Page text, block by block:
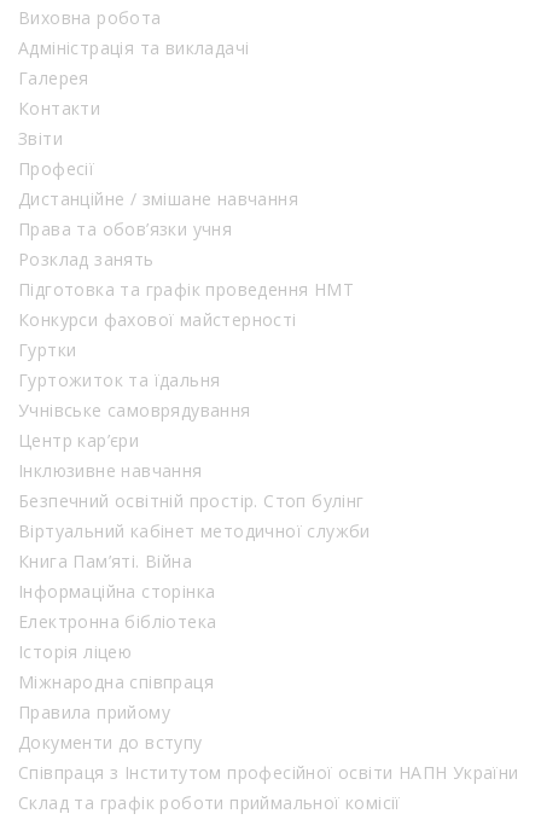
Виховна робота
Адміністрація та викладачі
Галерея
Контакти
Звіти
Професії
Дистанційне / змішане навчання
Права та обов’язки учня
Розклад занять
Підготовка та графік проведення НМТ
Конкурси фахової майстерності
Гуртки
Гуртожиток та їдальня
Учнівське самоврядування
Центр кар’єри
Інклюзивне навчання
Безпечний освітній простір. Стоп булінг
Віртуальний кабінет методичної служби
Книга Пам’яті. Війна
Інформаційна сторінка
Електронна бібліотека
Історія ліцею
Міжнародна співпраця
Правила прийому
Документи до вступу
Співпраця з Інститутом професійної освіти НАПН України
Склад та графік роботи приймальної комісії